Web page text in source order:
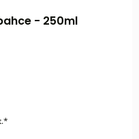
- 250ml